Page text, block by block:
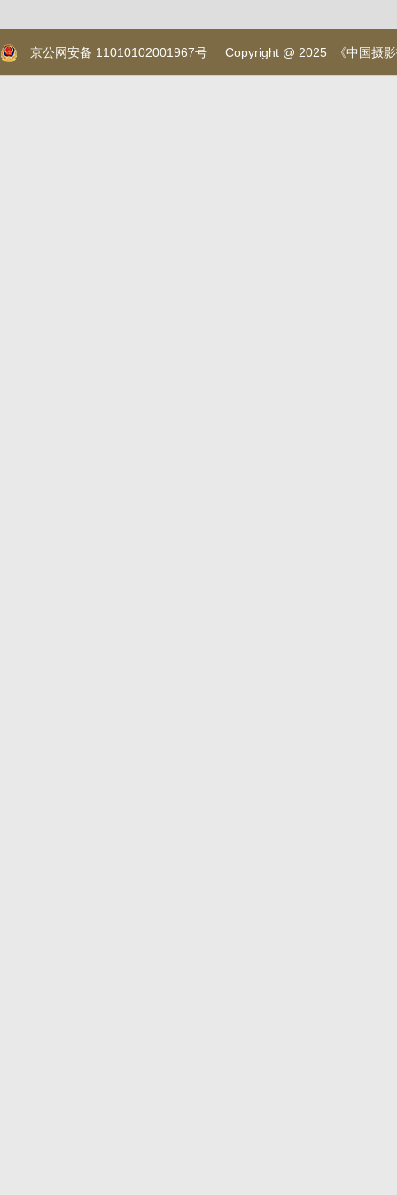
京公网安备 11010102001967号 Copyright @ 2025 《中国摄